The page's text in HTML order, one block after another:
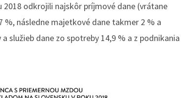
odkrojili najskôr príjmové dane (vrátane
%, následne majetkové dane takmer 2 % a
služieb dane zo spotreby 14,9 % a z podnikania